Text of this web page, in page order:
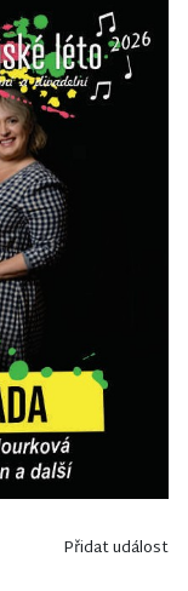
Přidat událost